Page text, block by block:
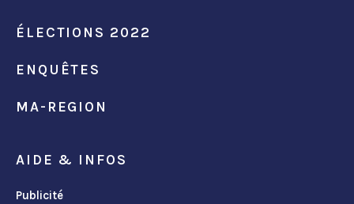
ÉLECTIONS 2022
ENQUÊTES
MA-REGION
AIDE & INFOS
Publicité